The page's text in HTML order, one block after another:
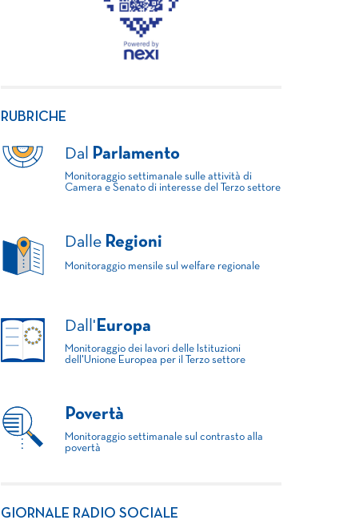
RUBRICHE
Dal Parlamento
Monitoraggio settimanale sulle attività di
Camera e Senato di interesse del Terzo settore
Dalle Regioni
Monitoraggio mensile sul welfare regionale
Dall' Europa
Monitoraggio dei lavori delle Istituzioni
dell'Unione Europea per il Terzo settore
Povertà
Monitoraggio settimanale sul contrasto alla
povertà
GIORNALE RADIO SOCIALE